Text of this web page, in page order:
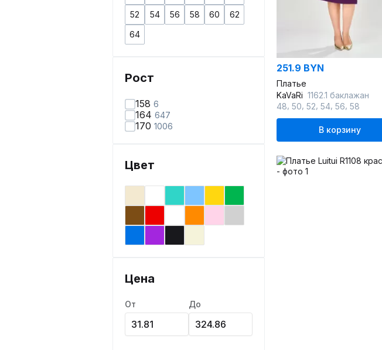
52
54 56 58 60
62
64
Рост
158 6
164 647
170 1006
Цвет
Цена
От До
251.9 BYN
Платье
KaVaRi 1162.1 баклажан
48 50 52 54 56 58
В корзину